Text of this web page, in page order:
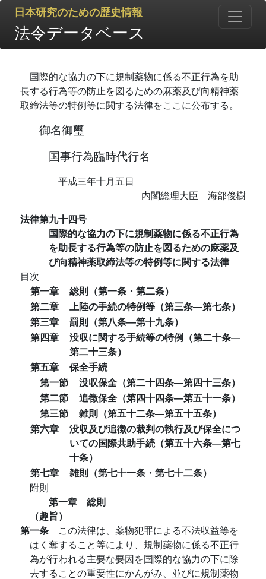
日本研究のための歴史情報
法令データベース
国際的な協力の下に規制薬物に係る不正行為を助
長する行為等の防止を図るための麻薬及び向精神薬
取締法等の特例等に関する法律をここに公布する。
御名御璽
国事行為臨時代行名
平成三年十月五日
内閣総理大臣 海部俊樹
法律第九十四号
国際的な協力の下に規制薬物に係る不正行為
を助長する行為等の防止を図るための麻薬及
び向精神薬取締法等の特例等に関する法律
目次
第一章
総則（第一条・第二条）
第二章
上陸の手続の特例等（第三条―第七条）
第三章
罰則（第八条―第十九条）
第四章
没収に関する手続等の特例（第二十条―
第二十三条）
第五章
保全手続
第一節
没収保全（第二十四条―第四十三条）
第二節
追徴保全（第四十四条―第五十一条）
第三節
雑則（第五十二条―第五十五条）
第六章
没収及び追徴の裁判の執行及び保全につ
いての国際共助手続（第五十六条―第七
十条）
第七章
雑則（第七十一条・第七十二条）
附則
第一章 総則
（趣旨）
第一条 この法律は、薬物犯罪による不法収益等を
はく奪すること等により、規制薬物に係る不正行
為が行われる主要な要因を国際的な協力の下に除
去することの重要性にかんがみ、並びに規制薬物